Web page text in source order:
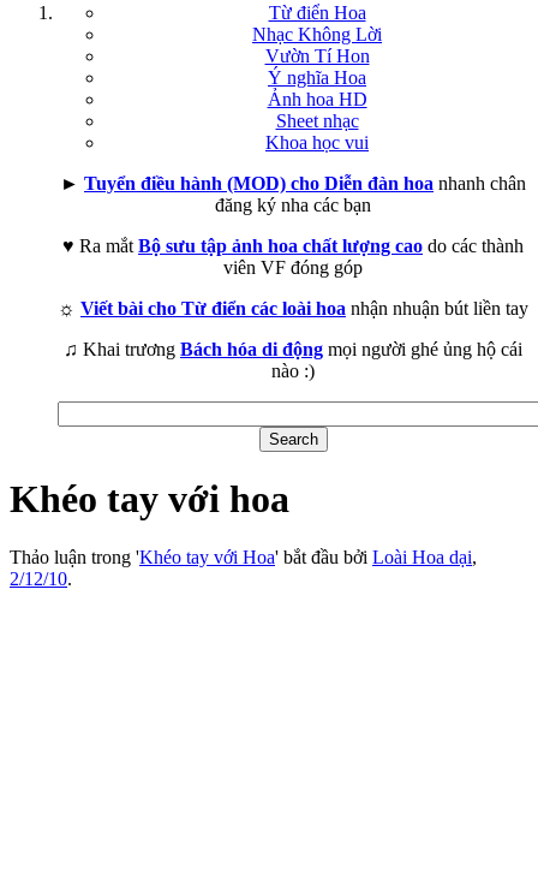
Từ điển Hoa
Nhạc Không Lời
Vườn Tí Hon
Ý nghĩa Hoa
Ảnh hoa HD
Sheet nhạc
Khoa học vui
► Tuyển điều hành (MOD) cho Diễn đàn hoa nhanh chân
đăng ký nha các bạn
♥ Ra mắt Bộ sưu tập ảnh hoa chất lượng cao do các thành
viên VF đóng góp
☼ Viết bài cho Từ điển các loài hoa nhận nhuận bút liền tay
♫ Khai trương Bách hóa di động mọi người ghé ủng hộ cái
nào :)
Khéo tay với hoa
Thảo luận trong 'Khéo tay với Hoa' bắt đầu bởi Loài Hoa dại,
2/12/10.